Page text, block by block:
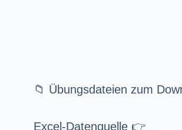
📁 Übungsdateien zum
Excel-Datenquelle 👉